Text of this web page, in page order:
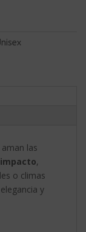
las
,
o climas
y